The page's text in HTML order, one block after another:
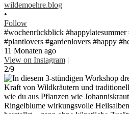
wildemoehre.blog
•
Follow
#wochenrückblick #happylatesummer
#plantlovers #gardenlovers #happy
11 Monaten ago
View on Instagram |
2/9